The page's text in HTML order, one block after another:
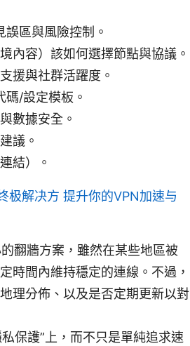
區與風險控制。
內容）該如何選擇節點與協議。
援與社群活躍度。
/設定模板。
數據安全。
議。
結）。
极解决方 提升你的VPN加速与
翻牆方案，雖然在某些地區被
時間內維持穩定的連線。不過，
理分佈、以及是否定期更新以對
保護”上，而不只是單純追求速